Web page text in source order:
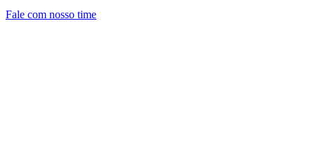
Fale com nosso time